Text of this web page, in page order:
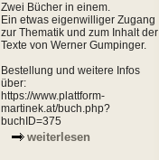
Zwei Bücher in einem.
Ein etwas eigenwilliger Zugang
zur Thematik und zum Inhalt der
Texte von Werner Gumpinger.
Bestellung und weitere Infos
über:
https://www.plattform-
martinek.at/buch.php?
buchID=375
weiterlesen